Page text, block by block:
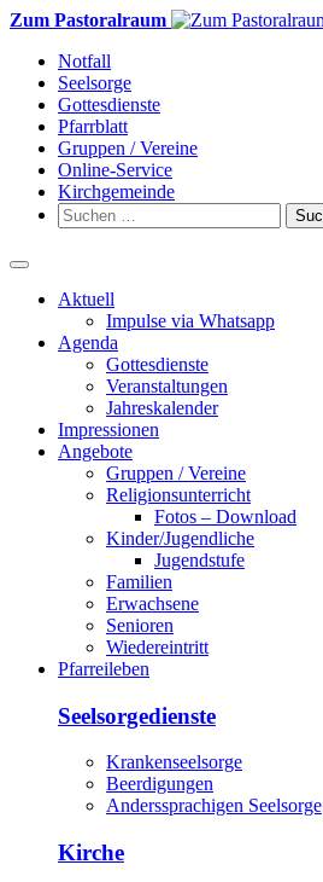
Weiter
Inhalt
Zum Pastoralraum
Notfall
Seelsorge
Gottesdienste
Pfarrblatt
Gruppen / Vereine
Online-Service
Kirchgemeinde
Suchen
nach:
Aktuell
Impulse via Whatsapp
Agenda
Gottesdienste
Veranstaltungen
Jahreskalender
Impressionen
Angebote
Gruppen / Vereine
Religionsunterricht
Fotos – Download
Kinder/Jugendliche
Jugendstufe
Familien
Erwachsene
Senioren
Wiedereintritt
Pfarreileben
Seelsorgedienste
Krankenseelsorge
Beerdigungen
Anderssprachigen Seelsorge
Kirche